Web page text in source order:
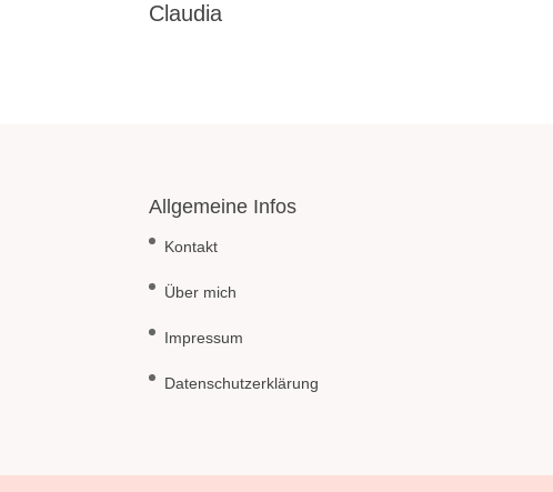
Claudia
Allgemeine Infos
Kontakt
Über mich
Impressum
Datenschutzerklärung